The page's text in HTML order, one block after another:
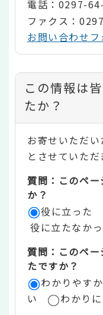
電話：0297-
ファクス：
お問い合わせ
コ
ン
テ
ン
ツ
評
価
リ
ア
この情報は
たか？
お寄せいただ
とさせていただ
質問：このペ
か？
役に立った
役に立たなか
質問：このペ
たですか？
わかりやす
い
わかり